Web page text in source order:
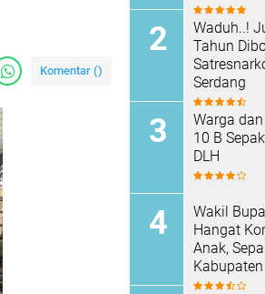
Komentar ()
Waduh..!
Tahun
Serdang
Warga
10 B
DLH
Wakil
Hangat
Anak,